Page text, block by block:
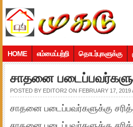
HOME எம்மைப்பற்றி தொடர்புகளுக்கு
சாதனை
POSTED BY EDITOR2 ON FEBRUARY 17, 2019
சாதனை படைப்பவர்களுக்கு